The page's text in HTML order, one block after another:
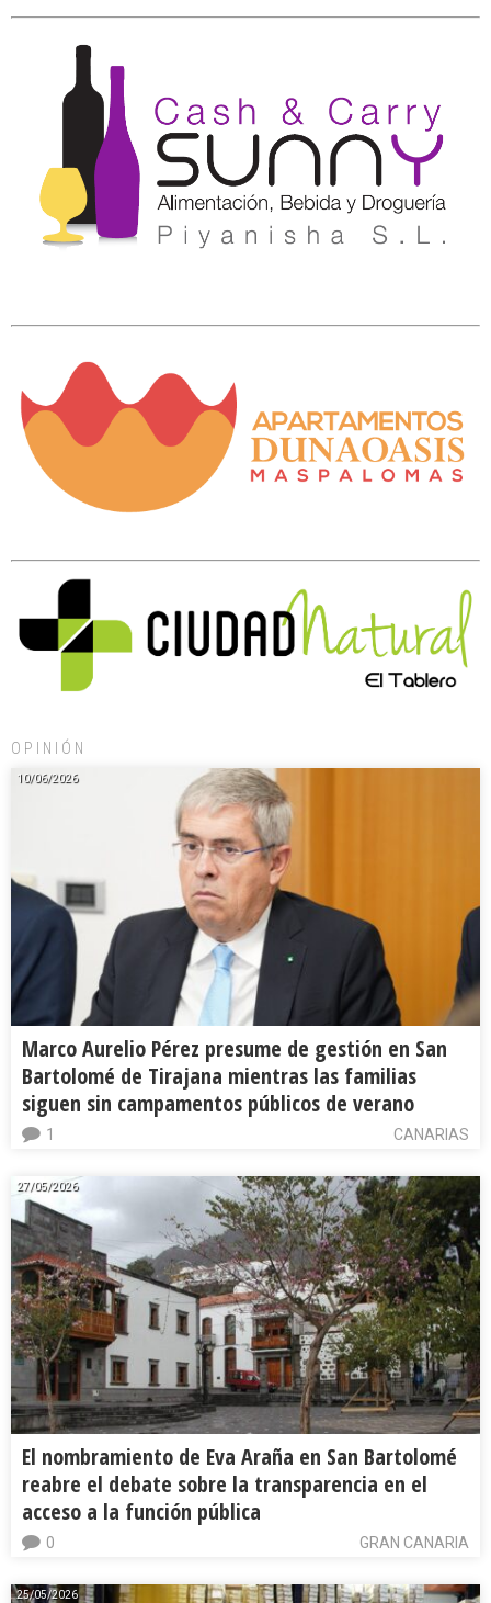
OPINIÓN
10/06/2026
Marco Aurelio Pérez presume de gestión en San
Bartolomé de Tirajana mientras las familias
siguen sin campamentos públicos de verano
CANARIAS
1
27/05/2026
El nombramiento de Eva Araña en San Bartolomé
reabre el debate sobre la transparencia en el
acceso a la función pública
GRAN CANARIA
0
25/05/2026